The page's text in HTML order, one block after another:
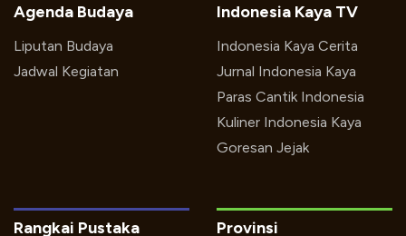
Indonesia Kaya TV
Indonesia Kaya Cerita
Jurnal Indonesia Kaya
Paras Cantik Indonesia
Kuliner Indonesia Kaya
Goresan Jejak
Agenda Budaya
Liputan Budaya
Jadwal Kegiatan
Rangkai Pustaka Provinsi